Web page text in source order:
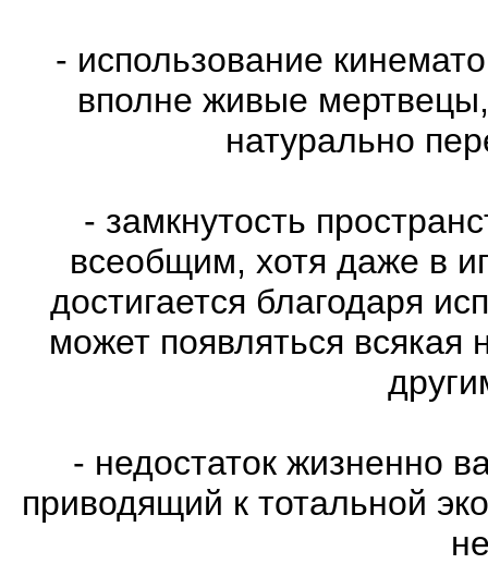
- использование
вполне живые
натурально
- замкнутость
всеобщим, хотя даже в
достигается благодаря
может появляться всякая
- недостаток жизненно
приводящий к тотальной